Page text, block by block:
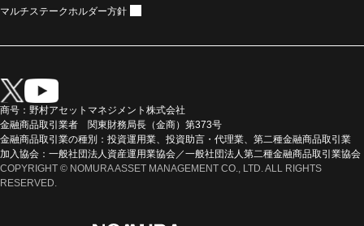
マルチステークホルダー方針
商号：野村アセットマネジメント株式会社
金融商品取引業者 関東財務局長（金商）第373号
金融商品取引業の種別：投資運用業、投資助言・代理業、第二種金融商品取引業
加入協会：一般社団法人資産運用業協会／一般社団法人第二種金融商品取引業協会
COPYRIGHT © NOMURA ASSET MANAGEMENT CO., LTD. ALL RIGHTS
RESERVED.